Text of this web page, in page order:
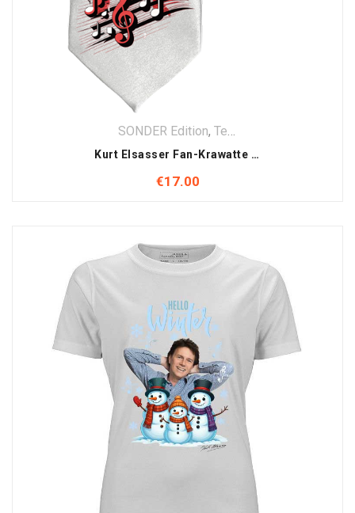
SONDER Edition, Textilien
Kurt Elsasser Fan-Krawatte in Rot– Stilvoll wie der Star selbst!
€17.00